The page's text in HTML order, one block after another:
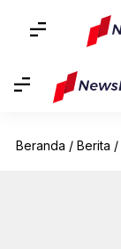
Beranda / Berita /